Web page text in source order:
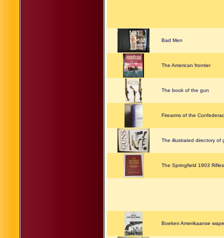
Bad Men
The American frontier
The book of the gun
Firearms of the
The illustrated directory of
The Springfield 1903
Boeken Amerikaanse